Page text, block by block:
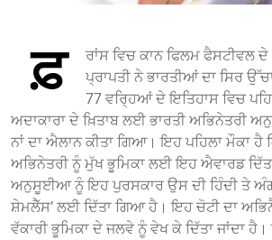
ਫ਼
ਰਾਂਸ ਵਿਚ ਕਾਨ ਫਿਲਮ ਫੈਸਟੀਵਲ
ਪ੍ਰਾਪਤੀ ਨੇ ਭਾਰਤੀਆਂ ਦਾ ਸਿਰ
77 ਵਰ੍ਹਿਆਂ ਦੇ ਇਤਿਹਾਸ ਵਿਚ
ਅਦਾਕਾਰਾ ਦੇ ਖ਼ਿਤਾਬ ਲਈ ਭਾਰਤੀ ਅਭਿਨੇਤਰੀ
ਨਾਂ ਦਾ ਐਲਾਨ ਕੀਤਾ ਗਿਆ। ਇਹ ਪਹਿਲਾ ਮੌਕਾ ਹੈ
ਅਭਿਨੇਤਰੀ ਨੂੰ ਮੁੱਖ ਭੂਮਿਕਾ ਲਈ ਇਹ ਐਵਾਰਡ
ਅਨੁਸੂਈਆ ਨੂੰ ਇਹ ਪੁਰਸਕਾਰ ਉਸ ਦੀ ਹਿੰਦੀ ਤੇ
ਸ਼ੇਮਲੈੱਸ’ ਲਈ ਦਿੱਤਾ ਗਿਆ ਹੈ। ਇਹ ਚੋਟੀ ਦਾ
ਵੱਕਾਰੀ ਭੂਮਿਕਾ ਦੇ ਜਲਵੇ ਨੂੰ ਵੇਖ ਕੇ ਦਿੱਤਾ ਜਾਂਦਾ